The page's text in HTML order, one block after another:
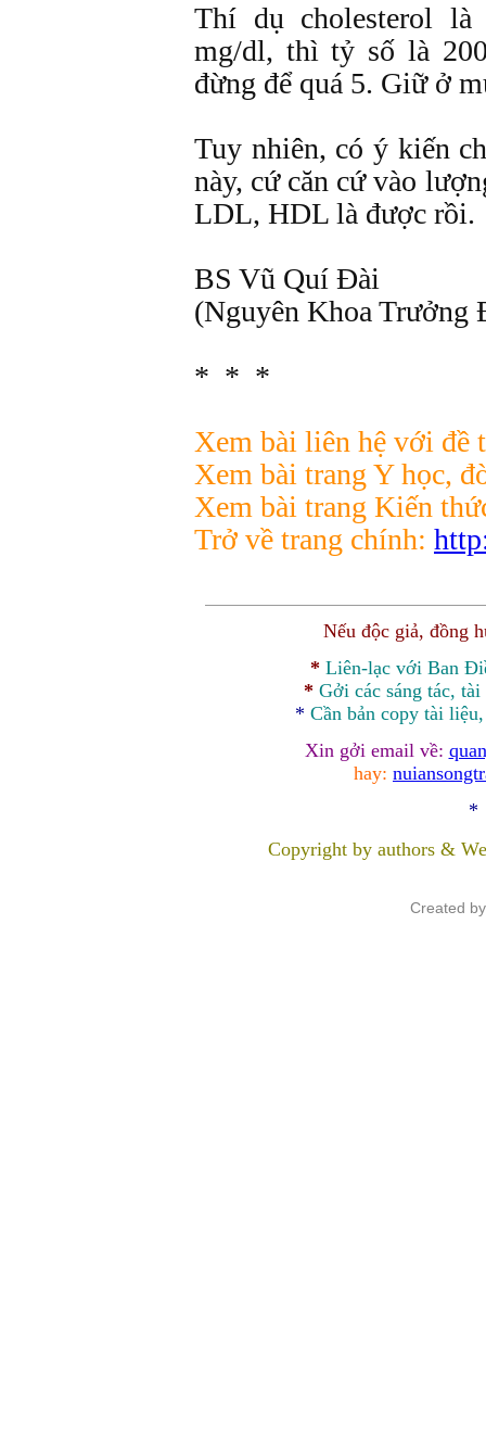
Thí dụ cholesterol
mg/dl, thì tỷ số là
đừng để quá 5. Giữ ở
Tuy nhiên, có ý kiến
này, cứ căn cứ vào
LDL, HDL là được rồi.
BS Vũ Quí Đài
(Nguyên Khoa Trưởng
* * *
Xem bài liên hệ với đề
Xem bài trang Y học,
Xem bài trang Kiến
Trở về trang chính:
Nếu độc giả, đồng
* Liên-lạc với Ban
* Gởi các sáng tác,
* Cần bản copy tài
Xin gởi email về:
hay:
*
Copyright by authors &
Created